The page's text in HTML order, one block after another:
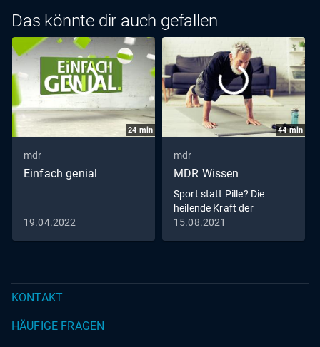
Das könnte dir auch gefallen
24 min
mdr
Einfach genial
19.04.2022
44min
mdr
MDR Wissen
Sport statt Pille? Die
heilende Kraft der
Bewegung
15.08.2021
KONTAKT
HÄUFIGE FRAGEN